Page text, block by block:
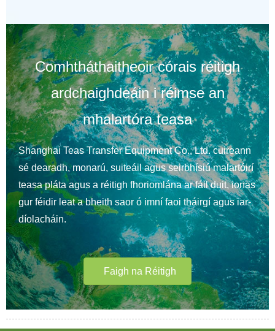
Comhtháthaitheoir córais réitigh
ardchaighdeáin i réimse an
mhalartóra teasa
Shanghai Teas Transfer Equipment Co., Ltd. cuireann
sé dearadh, monarú, suiteáil agus seirbhísiú malartóirí
teasa pláta agus a réitigh fhoriomlána ar fáil duit, ionas
gur féidir leat a bheith saor ó imní faoi tháirgí agus iar-
díolacháin.
Faigh na Réitigh